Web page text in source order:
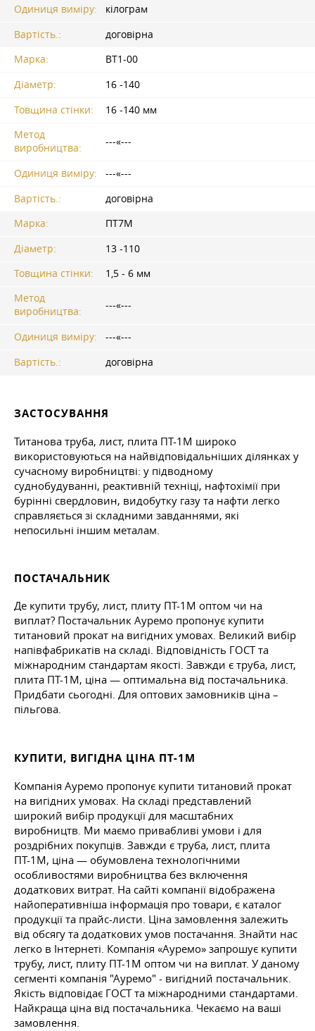
Одиниця виміру:
кілограм
Вартість.:
договірна
Марка:
ВТ1-00
Діаметр:
16 -140
Товщина стінки:
16 -140 мм
Метод
виробництва:
---«---
Одиниця виміру:
---«---
Вартість.:
договірна
Марка:
ПТ7М
Діаметр:
13 -110
Товщина стінки:
1,5 - 6 мм
Метод
виробництва:
---«---
Одиниця виміру:
---«---
Вартість.:
договірна
ЗАСТОСУВАННЯ
Титанова труба, лист, плита ПТ-1М широко
використовуються на найвідповідальніших ділянках у
сучасному виробництві: у підводному
суднобудуванні, реактивній техніці, нафтохімії при
бурінні свердловин, видобутку газу та нафти легко
справляється зі складними завданнями, які
непосильні іншим металам.
ПОСТАЧАЛЬНИК
Де купити трубу, лист, плиту ПТ-1М оптом чи на
виплат? Постачальник Ауремо пропонує купити
титановий прокат на вигідних умовах. Великий вибір
напівфабрикатів на складі. Відповідність ГОСТ та
міжнародним стандартам якості. Завжди є труба, лист,
плита ПТ-1М, ціна — оптимальна від постачальника.
Придбати сьогодні. Для оптових замовників ціна –
пільгова.
КУПИТИ, ВИГІДНА ЦІНА ПТ-1М
Компанія Ауремо пропонує купити титановий прокат
на вигідних умовах. На складі представлений
широкий вибір продукції для масштабних
виробництв. Ми маємо привабливі умови і для
роздрібних покупців. Завжди є труба, лист, плита
ПТ-1М, ціна — обумовлена технологічними
особливостями виробництва без включення
додаткових витрат. На сайті компанії відображена
найоперативніша інформація про товари, є каталог
продукції та прайс-листи. Ціна замовлення залежить
від обсягу та додаткових умов постачання. Знайти нас
легко в Інтернеті. Компанія «Ауремо» запрошує купити
трубу, лист, плиту ПТ-1М оптом чи на виплат. У даному
сегменті компанія "Ауремо" - вигідний постачальник.
Якість відповідає ГОСТ та міжнародними стандартами.
Найкраща ціна від постачальника. Чекаємо на ваші
замовлення.